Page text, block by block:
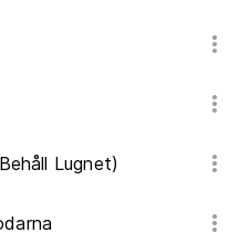
Lugnet)